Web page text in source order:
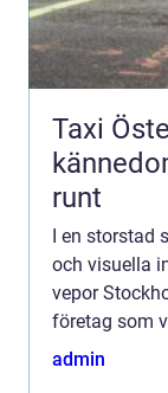
Taxi Östersund
runt
I en
och visuella
vepor
företag som
slående
admin